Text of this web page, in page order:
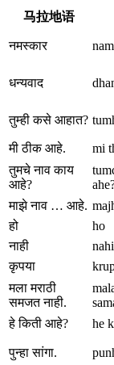
马拉地语
नमस्कार
धन्यवाद
तुम्ही कसे आहात?
मी ठीक आहे.
mi
तुमचे नाव काय
आहे?
माझे नाव … आहे.
हो
ho
नाही
nahi
कृपया
मला मराठी
समजत नाही.
हे किती आहे? he
पुन्हा सांगा.